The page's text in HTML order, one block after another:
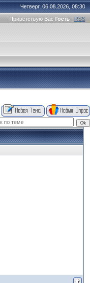
Четверг, 06.08.2026, 08:30
Приветствую Вас Гость | RSS